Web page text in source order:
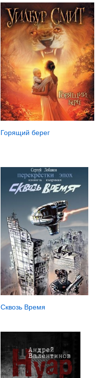
Горящий берег
Сквозь Время